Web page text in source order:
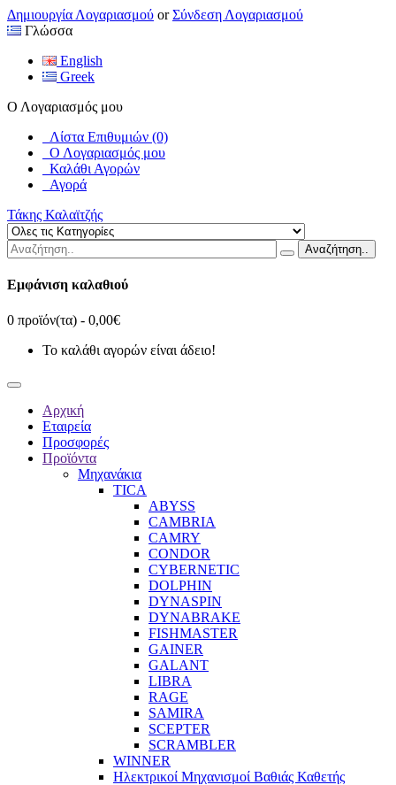
Δημιουργία Λογαριασμού orΣύνδεση Λογαριασμού
Γλώσσα
English
Greek
Ο Λογαριασμός μου
Λίστα Επιθυμιών (0)
Ο Λογαριασμός μου
Καλάθι Αγορών
Αγορά
Τάκης Καλαϊτζής
Αναζήτηση..
Εμφάνιση καλαθιού
0 προϊόν(τα) - 0,00€
Το καλάθι αγορών είναι άδειο!
Αρχική
Εταιρεία
Προσφορές
Προϊόντα
Μηχανάκια
TICA
ABYSS
CAMBRIA
CAMRY
CONDOR
CYBERNETIC
DOLPHIN
DYNASPIN
DYNABRAKE
FISHMASTER
GAINER
GALANT
LIBRA
RAGE
SAMIRA
SCEPTER
SCRAMBLER
WINNER
Ηλεκτρικοί Μηχανισμοί Βαθιάς Καθετής